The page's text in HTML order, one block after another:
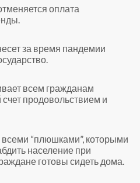
оплата
за время пандемии
всем гражданам
продовольствием и
“плюшками”, которыми
население при
готовы сидеть дома.